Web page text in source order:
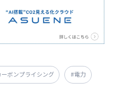
ボンプライシング #電力